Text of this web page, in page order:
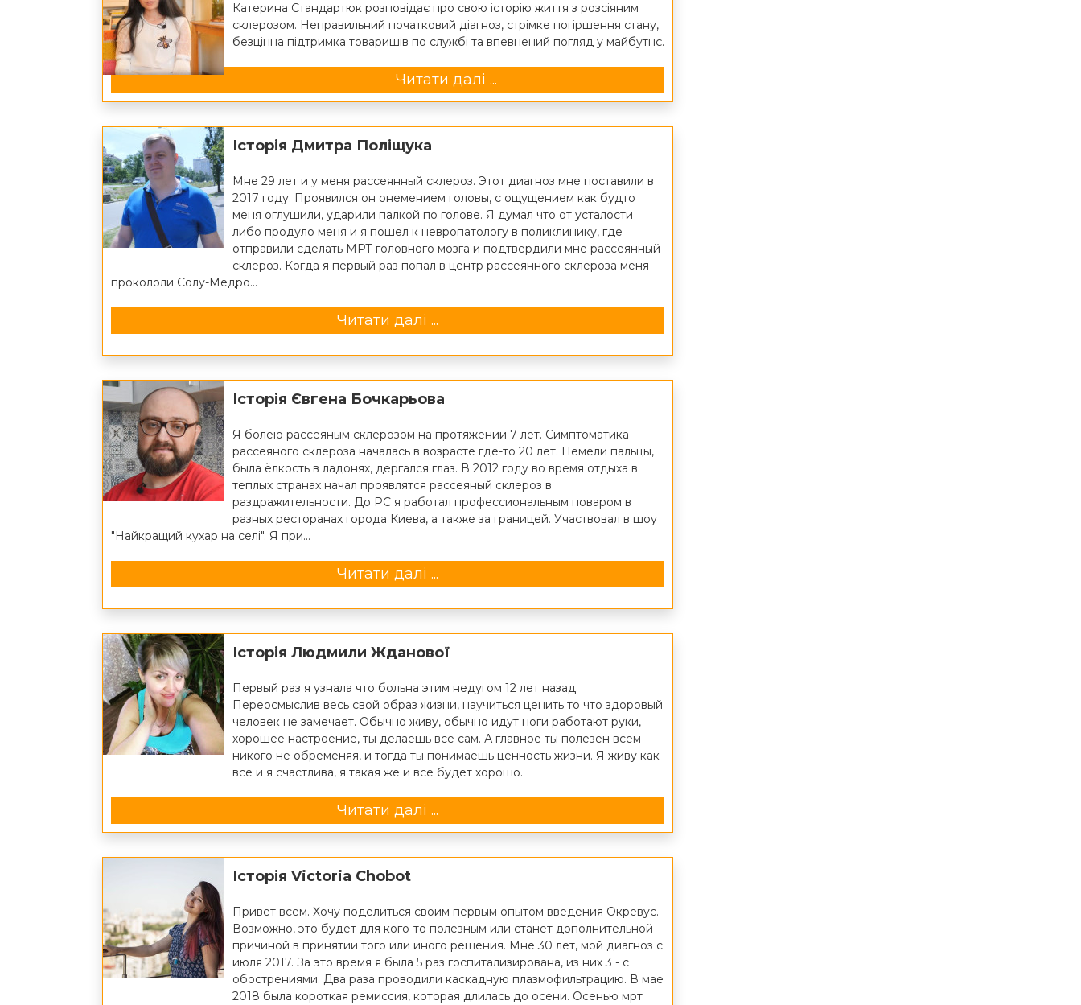
Катерина Стандартюк розповідає про свою історію життя з розсіяним
склерозом. Неправильний початковий діагноз, стрімке погіршення стану,
безцінна підтримка товаришів по службі та впевнений погляд у майбутнє.
Читати далі ...
Історія Дмитра Поліщука
Мне 29 лет и у меня рассеянный склероз. Этот диагноз мне поставили в
2017 году. Проявился он онемением головы, с ощущением как будто
меня оглушили, ударили палкой по голове. Я думал что от усталости
либо продуло меня и я пошел к невропатологу в поликлинику, где
отправили сделать МРТ головного мозга и подтвердили мне рассеянный
склероз. Когда я первый раз попал в центр рассеянного склероза меня
прокололи Солу-Медро...
Читати далі ...
Історія Євгена Бочкарьова
Я болею рассеяным склерозом на протяжении 7 лет. Симптоматика
рассеяного склероза началась в возрасте где-то 20 лет. Немели пальцы,
была ёлкость в ладонях, дергался глаз. В 2012 году во время отдыха в
теплых странах начал проявлятся рассеяный склероз в
раздражительности. До РС я работал профессиональным поваром в
разных ресторанах города Киева, а также за границей. Участвовал в шоу
"Найкращий кухар на селі". Я при...
Читати далі ...
Історія Людмили Жданової
Первый раз я узнала что больна этим недугом 12 лет назад.
Переосмыслив весь свой образ жизни, научиться ценить то что здоровый
человек не замечает. Обычно живу, обычно идут ноги работают руки,
хорошее настроение, ты делаешь все сам. А главное ты полезен всем
никого не обременяя, и тогда ты понимаешь ценность жизни. Я живу как
все и я счастлива, я такая же и все будет хорошо.
Читати далі ...
Історія Victoria Chobot
Привет всем. Хочу поделиться своим первым опытом введения Окревус.
Возможно, это будет для кого-то полезным или станет дополнительной
причиной в принятии того или иного решения. Мне 30 лет, мой диагноз с
июля 2017. За это время я была 5 раз госпитализирована, из них 3 - с
обострениями. Два раза проводили каскадную плазмофильтрацию. В мае
2018 была короткая ремиссия, которая длилась до осени. Осенью мрт